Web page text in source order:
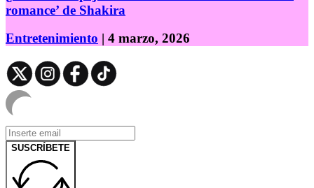
romance’ de Shakira
Entretenimiento | 4 marzo, 2026
SUSCRÍBETE